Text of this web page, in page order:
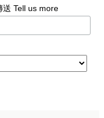
送 Tell us more